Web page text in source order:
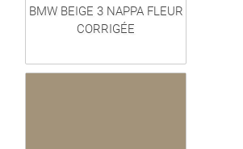
BMW BEIGE 3 NAPPA FLEUR
CORRIGÉE